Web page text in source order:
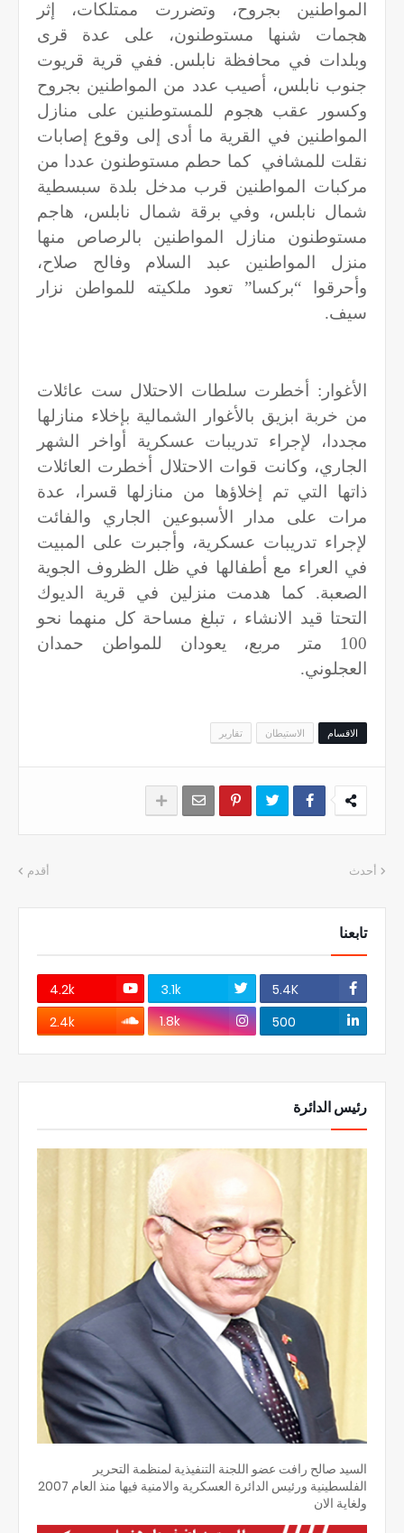
المواطنين بجروح، وتضررت ممتلكات، إثر
هجمات شنها مستوطنون، على عدة قرى
وبلدات في محافظة نابلس. ففي قرية قريوت
جنوب نابلس، أصيب عدد من المواطنين بجروح
وكسور عقب هجوم للمستوطنين على منازل
المواطنين في القرية ما أدى إلى وقوع إصابات
نقلت للمشافي
كما حطم مستوطنون عددا من
مركبات المواطنين قرب مدخل بلدة سبسطية
شمال نابلس، وفي برقة شمال نابلس، هاجم
مستوطنون منازل المواطنين بالرصاص منها
منزل المواطنين عبد السلام وفالح صلاح،
وأحرقوا “بركسا” تعود ملكيته للمواطن نزار
سيف.
الأغوار: أخطرت سلطات الاحتلال ست عائلات
من خربة ابزيق بالأغوار الشمالية بإخلاء منازلها
مجددا، لإجراء تدريبات عسكرية أواخر الشهر
الجاري، وكانت قوات الاحتلال أخطرت العائلات
ذاتها التي تم إخلاؤها من منازلها قسرا، عدة
مرات على مدار الأسبوعين الجاري والفائت
لإجراء تدريبات عسكرية، وأجبرت على المبيت
في العراء مع أطفالها في ظل الظروف الجوية
الصعبة. كما هدمت منزلين في قرية الديوك
التحتا قيد الانشاء ، تبلغ مساحة كل منهما نحو
100 متر مربع، يعودان للمواطن حمدان
العجلوني.
الاقسام الاستيطان تقارير
أحدث أقدم
تابعنا
5.4K
3.1k
4.2k
500
1.8k
2.4k
رئيس الدائرة
السيد صالح رافت عضو اللجنة التنفيذية لمنظمة التحرير
الفلسطينية ورئيس الدائرة العسكرية والامنية فيها منذ العام 2007
ولغاية الان